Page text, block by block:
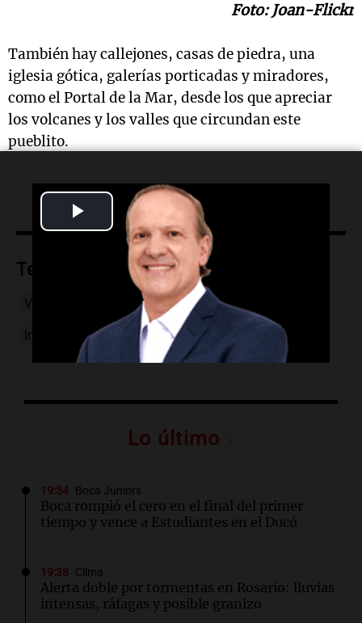
Play
Video
Foto: Joan-Flickr
También hay callejones, casas de piedra, una
iglesia gótica, galerías porticadas y miradores,
como el Portal de la Mar, desde los que apreciar
los volcanes y los valles que circundan este
pueblito.
Temas
Volcanes Pueblito Medieval España
Imperdibles Paisajes Europa
Lo último
19:54 Boca Juniors
Boca rompió el cero en el final del primer
tiempo y vence a Estudiantes en el Ducó
19:38 Clima
Alerta doble por tormentas en Rosario: lluvias
intensas, ráfagas y posible granizo